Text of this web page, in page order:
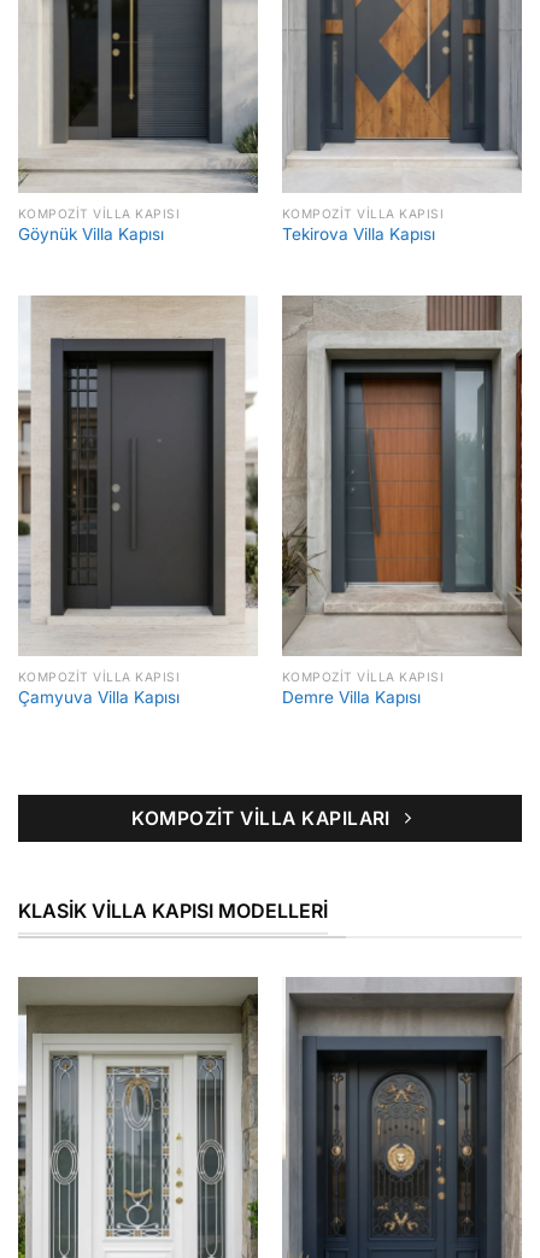
KOMPOZIT VILLA KAPISI
Göynük Villa Kapısı
KOMPOZIT VILLA KAPISI
Tekirova Villa Kapısı
KOMPOZIT VILLA KAPISI
Çamyuva Villa Kapısı
KOMPOZIT VILLA KAPISI
Demre Villa Kapısı
KOMPOZIT VILLA KAPILARI
KLASIK VILLA KAPISI MODELLERI